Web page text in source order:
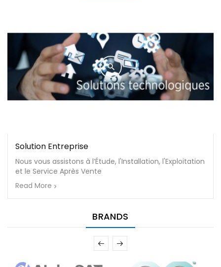
Solution Entreprise
Nous vous assistons à l’Étude, l'Installation, l'Exploitation
et le Service Après Vente
Read More
BRANDS